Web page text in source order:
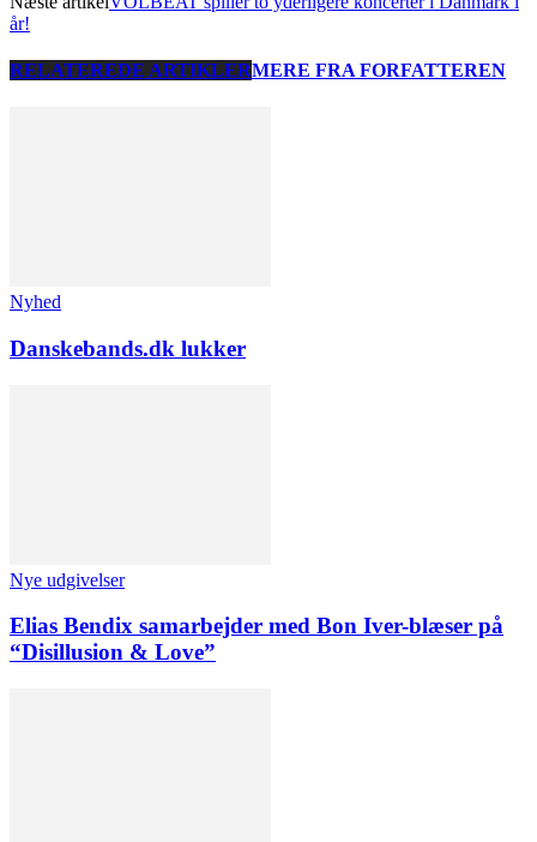
år!
RELATEREDE ARTIKLERMERE FRA FORFATTEREN
Nyhed
Danskebands.dk lukker
Nye udgivelser
Elias Bendix samarbejder med Bon Iver-blæser på
“Disillusion & Love”